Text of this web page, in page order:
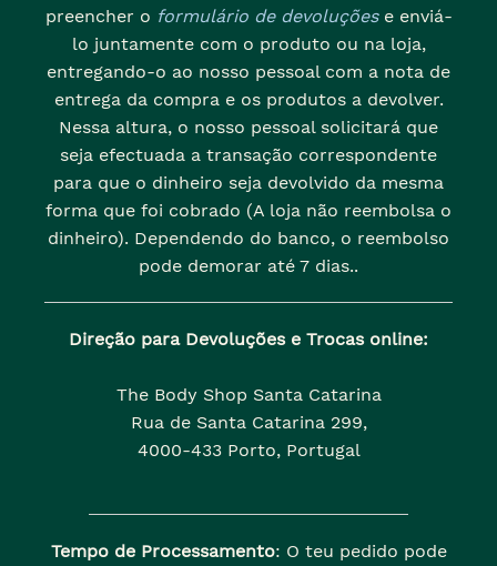
preencher o formulário de devoluçõese enviá-
lo juntamente com o produto ou na loja,
entregando-o ao nosso pessoal com a nota de
entrega da compra e os produtos a devolver.
Nessa altura, o nosso pessoal solicitará que
seja efectuada a transação correspondente
para que o dinheiro seja devolvido da mesma
forma que foi cobrado (A loja não reembolsa o
dinheiro). Dependendo do banco, o reembolso
pode demorar até 7 dias..
Direção para Devoluções e Trocas online:
The Body Shop Santa Catarina
Rua de Santa Catarina 299,
4000-433 Porto, Portugal
Tempo de Processamento: O teu pedido pode